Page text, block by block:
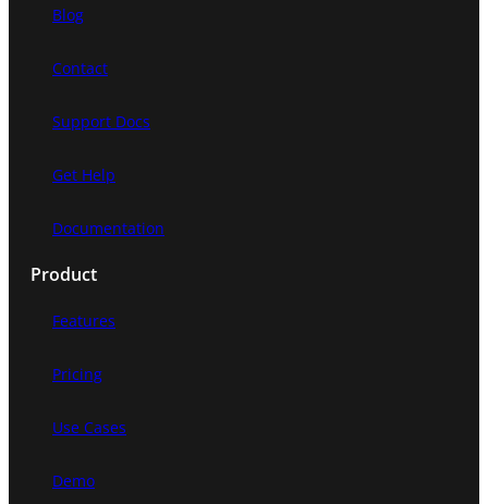
Blog
Contact
Support Docs
Get Help
Documentation
Product
Features
Pricing
Use Cases
Demo